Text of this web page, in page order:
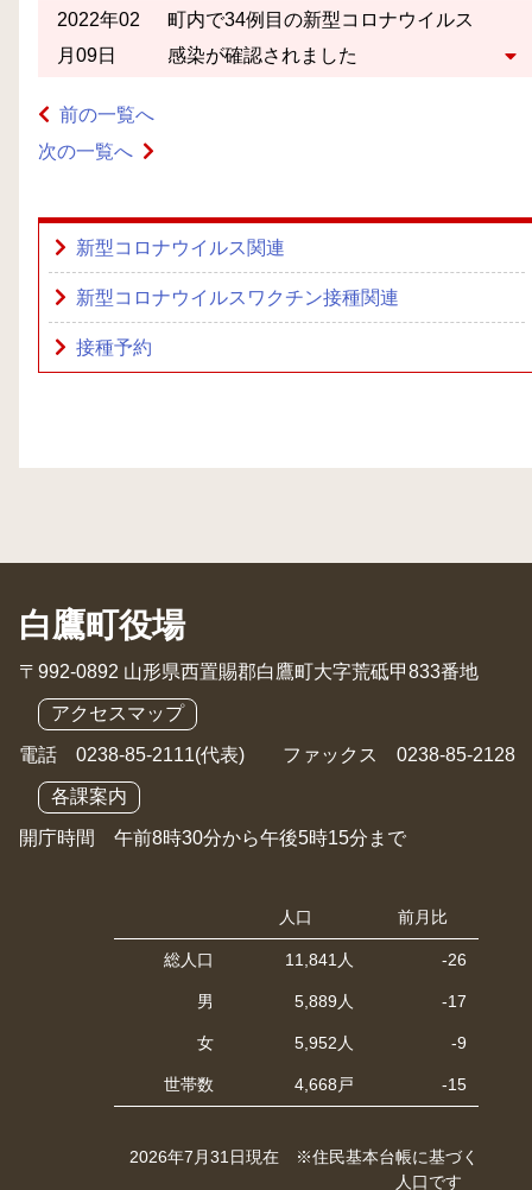
2022年02
月09日
町内で34例目の新型コロナウイルス
感染が確認されました
前の一覧へ
次の一覧へ
新型コロナウイルス関連
新型コロナウイルスワクチン接種関連
接種予約
白鷹町役場
〒992-0892 山形県西置賜郡白鷹町大字荒砥甲833番地
アクセスマップ
電話 0238-85-2111(代表) ファックス 0238-85-2128
各課案内
開庁時間 午前8時30分から午後5時15分まで
人口 前月比
総人口 11,841人 -26
男 5,889人 -17
女 5,952人 -9
世帯数 4,668戸 -15
2026年7月31日現在 ※住民基本台帳に基づく
人口です